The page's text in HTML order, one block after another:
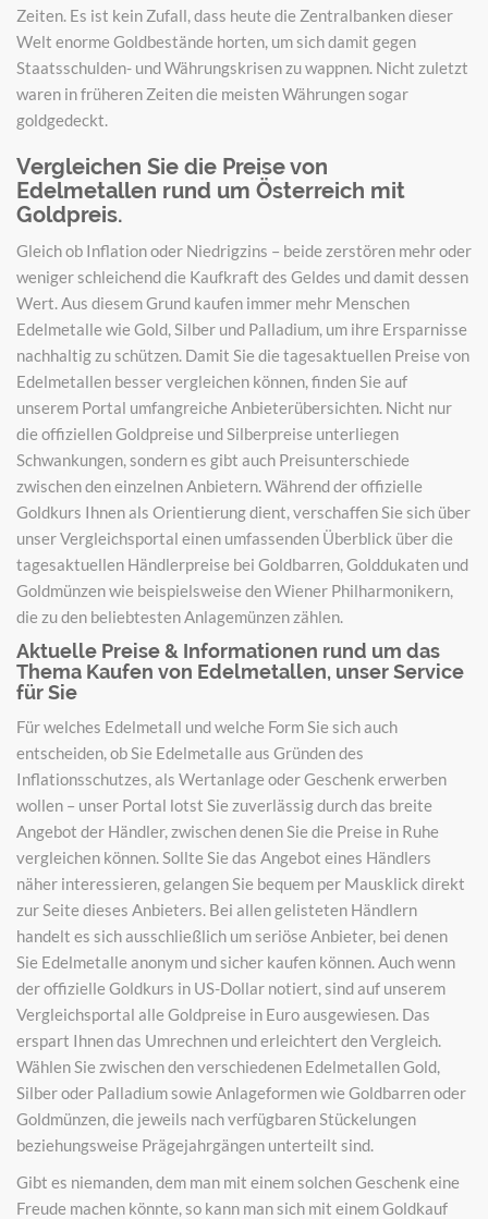
Zeiten. Es ist kein Zufall, dass heute die Zentralbanken dieser
Welt enorme Goldbestände horten, um sich damit gegen
Staatsschulden- und Währungskrisen zu wappnen. Nicht zuletzt
waren in früheren Zeiten die meisten Währungen sogar
goldgedeckt.
Vergleichen Sie die Preise von
Edelmetallen rund um Österreich mit
Goldpreis.
Gleich ob Inflation oder Niedrigzins – beide zerstören mehr oder
weniger schleichend die Kaufkraft des Geldes und damit dessen
Wert. Aus diesem Grund kaufen immer mehr Menschen
Edelmetalle wie Gold, Silber und Palladium, um ihre Ersparnisse
nachhaltig zu schützen. Damit Sie die tagesaktuellen Preise von
Edelmetallen besser vergleichen können, finden Sie auf
unserem Portal umfangreiche Anbieterübersichten. Nicht nur
die offiziellen Goldpreise und Silberpreise unterliegen
Schwankungen, sondern es gibt auch Preisunterschiede
zwischen den einzelnen Anbietern. Während der offizielle
Goldkurs Ihnen als Orientierung dient, verschaffen Sie sich über
unser Vergleichsportal einen umfassenden Überblick über die
tagesaktuellen Händlerpreise bei Goldbarren, Golddukaten und
Goldmünzen wie beispielsweise den Wiener Philharmonikern,
die zu den beliebtesten Anlagemünzen zählen.
Aktuelle Preise & Informationen rund um das
Thema Kaufen von Edelmetallen, unser Service
für Sie
Für welches Edelmetall und welche Form Sie sich auch
entscheiden, ob Sie Edelmetalle aus Gründen des
Inflationsschutzes, als Wertanlage oder Geschenk erwerben
wollen – unser Portal lotst Sie zuverlässig durch das breite
Angebot der Händler, zwischen denen Sie die Preise in Ruhe
vergleichen können. Sollte Sie das Angebot eines Händlers
näher interessieren, gelangen Sie bequem per Mausklick direkt
zur Seite dieses Anbieters. Bei allen gelisteten Händlern
handelt es sich ausschließlich um seriöse Anbieter, bei denen
Sie Edelmetalle anonym und sicher kaufen können. Auch wenn
der offizielle Goldkurs in US-Dollar notiert, sind auf unserem
Vergleichsportal alle Goldpreise in Euro ausgewiesen. Das
erspart Ihnen das Umrechnen und erleichtert den Vergleich.
Wählen Sie zwischen den verschiedenen Edelmetallen Gold,
Silber oder Palladium sowie Anlageformen wie Goldbarren oder
Goldmünzen, die jeweils nach verfügbaren Stückelungen
beziehungsweise Prägejahrgängen unterteilt sind.
Gibt es niemanden, dem man mit einem solchen Geschenk eine
Freude machen könnte, so kann man sich mit einem Goldkauf